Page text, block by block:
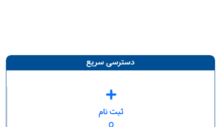
دسترسی سریع
ثبت نام